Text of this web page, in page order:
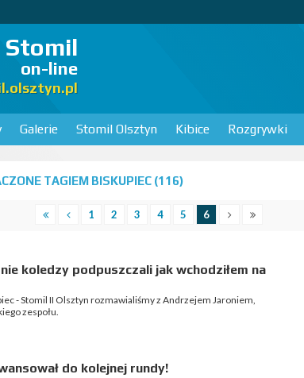
Stomil
on-line
Galerie Stomil Olsztyn Kibice Rozgrywki
TAGIEM BISKUPIEC (116)
1 2 3 4 5 6
koledzy podpuszczali jak wchodziłem na
- Stomil II Olsztyn rozmawialiśmy z Andrzejem Jaroniem,
zespołu.
do kolejnej rundy!